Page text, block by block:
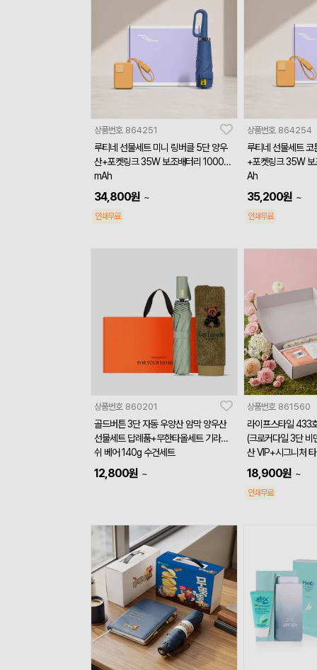
상품번호 864251
루티네 선물세트 미니 링버클 5단 양우
산+포켓링크 35W 보조배터리 10000
mAh
34,800원 ~
인쇄무료
상품번호 864254
루티네 선물세트
+포켓링크 35W
Ah
35,200원 ~
인쇄무료
상품번호 860201
골드버튼 3단 자동 우양산 암막 양우산
선물세트 답례품+무한타올세트 기라로
쉬 베어 140g 수건세트
12,800원 ~
상품번호 861560
라이프스타일 433
(크로커다일 3단 비
산 VIP+시그니처
18,900원 ~
인쇄무료